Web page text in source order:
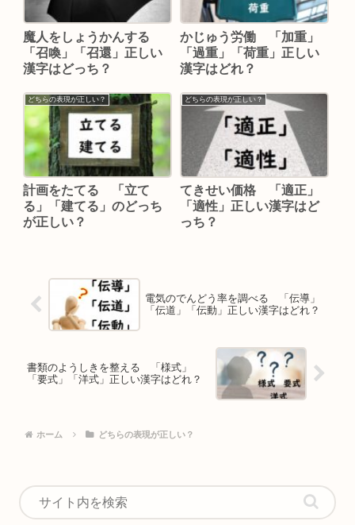
魔人をしょうかんする
「召喚」「召還」正しい
漢字はどっち？
かじゅう労働 「加重」
「過重」「荷重」正しい
漢字はどれ？
どちらの表現が正しい？
計画をたてる 「立て
る」「建てる」のどっち
が正しい？
どちらの表現が正しい？
てきせい価格 「適正」
「適性」正しい漢字はど
っち？
電気のでんどう率を調べる 「伝導」
「伝道」「伝動」正しい漢字はどれ？
書類のようしきを整える 「様式」
「要式」「洋式」正しい漢字はどれ？
ホーム どちらの表現が正しい？